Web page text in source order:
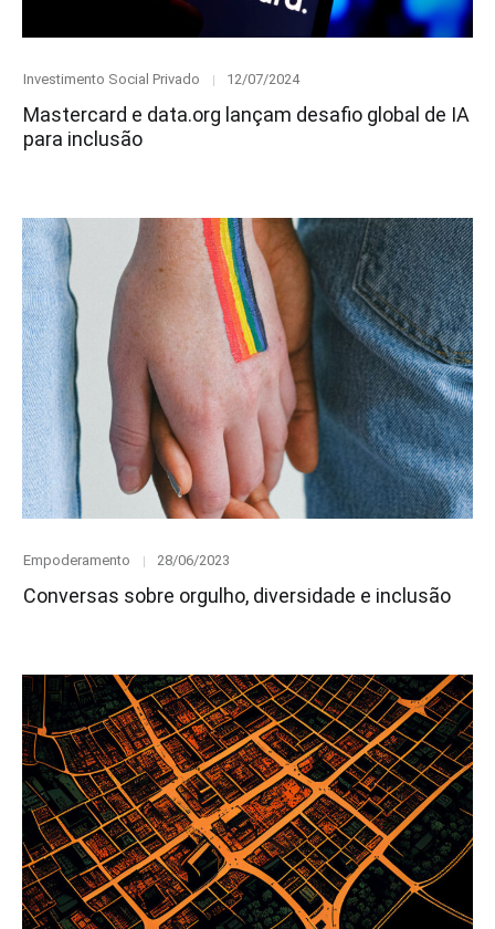
Category
Investimento Social Privado
Posted
12/07/2024
Mastercard e data.org lançam desafio global de IA
para inclusão
Category
Empoderamento
Posted
28/06/2023
Conversas sobre orgulho, diversidade e inclusão